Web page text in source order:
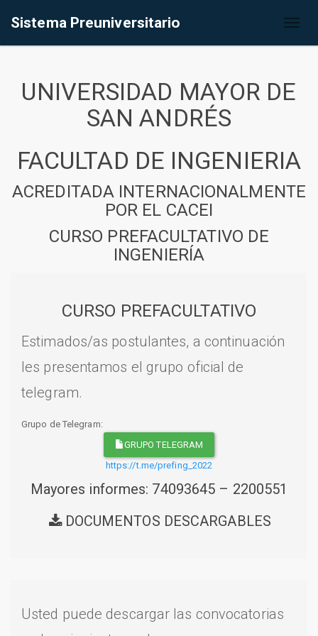
Sistema Preuniversitario
UNIVERSIDAD MAYOR DE
SAN ANDRÉS
FACULTAD DE INGENIERIA
ACREDITADA INTERNACIONALMENTE
POR EL CACEI
CURSO PREFACULTATIVO DE
INGENIERÍA
CURSO PREFACULTATIVO
Estimados/as postulantes, a continuación
les presentamos el grupo oficial de
telegram.
Grupo de Telegram:
GRUPO TELEGRAM
https://t.me/prefing_2022
Mayores informes: 74093645 – 2200551
DOCUMENTOS DESCARGABLES
Usted puede descargar las convocatorias